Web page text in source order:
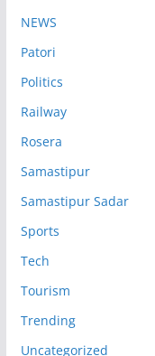
NEWS
Patori
Politics
Railway
Rosera
Samastipur
Samastipur Sadar
Sports
Tech
Tourism
Trending
Uncategorized